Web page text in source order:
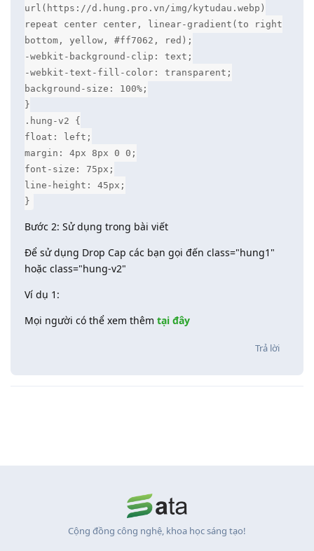
url(https://d.hung.pro.vn/img/kytudau.webp)
repeat center center, linear-gradient(to right
bottom, yellow, #ff7062, red);
-webkit-background-clip: text;
-webkit-text-fill-color: transparent;
background-size: 100%;
}
.hung-v2 {
float: left;
margin: 4px 8px 0 0;
font-size: 75px;
line-height: 45px;
}
Bước 2: Sử dụng trong bài viết
Để sử dụng Drop Cap các bạn gọi đến class="hung1"
hoặc class="hung-v2"
Ví dụ 1:
Mọi người có thể xem thêm tại đây
Trả lời
Cộng đồng công nghệ, khoa học sáng tạo!